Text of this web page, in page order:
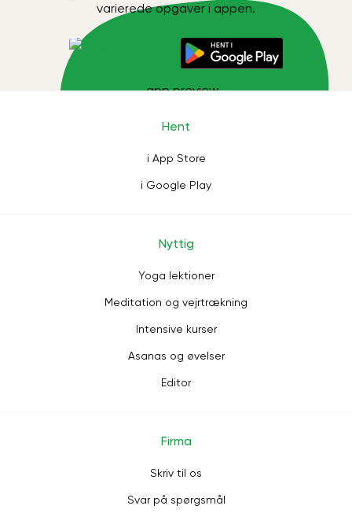
varierede opgaver i appen.
Hent
i App Store
i Google Play
Nyttig
Yoga lektioner
Meditation og vejrtrækning
Intensive kurser
Asanas og øvelser
Editor
Firma
Skriv til os
Svar på spørgsmål